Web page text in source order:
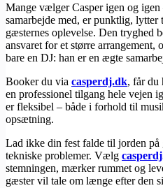
Mange vælger Casper igen og
samarbejde med, er punktlig,
gæsternes oplevelse. Den tryghed
ansvaret for et større arrangement,
bare en DJ: han er en ægte
Booker du via ​casperdj.dk, får du
en professionel tilgang hele vejen
er fleksibel – både i forhold til
opsætning.
Lad ikke din fest falde til jorden
tekniske problemer. Vælg
stemningen, mærker rummet og
gæster vil tale om længe efter den